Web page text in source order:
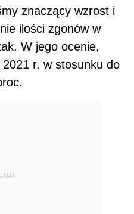
znaczący wzrost i
ilości zgonów w
W jego ocenie,
r. w stosunku do